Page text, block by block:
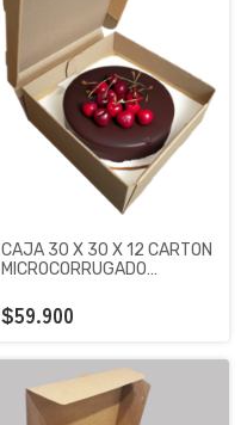
CAJA 30 X 30 X 12 CARTON
MICROCORRUGADO
$59.900